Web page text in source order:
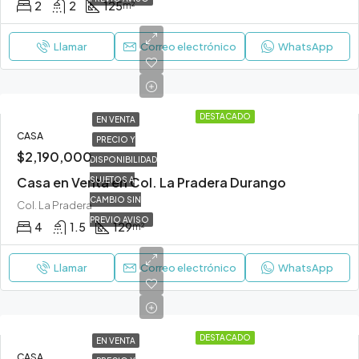
2 2 125m²
Llamar Correo electrónico WhatsApp
DESTACADO
EN VENTA
PRECIO Y
DISPONIBILIDAD
SUJETOS A
CAMBIO SIN
PREVIO AVISO
CASA
$2,190,000
Casa en Venta en Col. La Pradera Durango
Col. La Pradera
4 1.5 129m²
Llamar Correo electrónico WhatsApp
DESTACADO
EN VENTA